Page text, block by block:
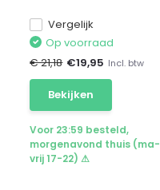
Vergelijk
Op voorraad
€ 21,18 €19,95 Incl. btw
Bekijken
Voor 23:59 besteld,
morgenavond thuis (ma-
vrij 17-22) ⚠